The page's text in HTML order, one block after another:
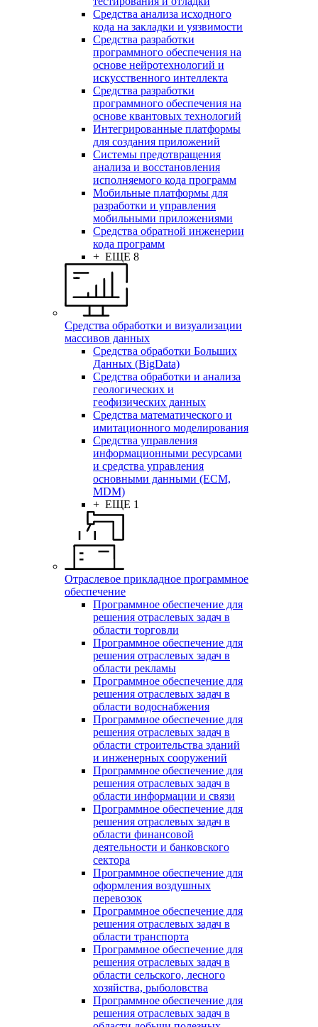
Средства анализа исходного
кода на закладки и уязвимости
Средства разработки
программного обеспечения на
основе нейротехнологий и
искусственного интеллекта
Средства разработки
программного обеспечения на
основе квантовых технологий
Интегрированные платформы
для создания приложений
Системы предотвращения
анализа и восстановления
исполняемого кода программ
Мобильные платформы для
разработки и управления
мобильными приложениями
Средства обратной инженерии
кода программ
+ ЕЩЕ 8
Средства обработки и визуализации
массивов данных
Средства обработки Больших
Данных (BigData)
Средства обработки и анализа
геологических и
геофизических данных
Средства математического и
имитационного моделирования
Средства управления
информационными ресурсами
и средства управления
основными данными (ECM,
MDM)
+ ЕЩЕ 1
Отраслевое прикладное программное
обеспечение
Программное обеспечение для
решения отраслевых задач в
области торговли
Программное обеспечение для
решения отраслевых задач в
области рекламы
Программное обеспечение для
решения отраслевых задач в
области водоснабжения
Программное обеспечение для
решения отраслевых задач в
области строительства зданий
и инженерных сооружений
Программное обеспечение для
решения отраслевых задач в
области информации и связи
Программное обеспечение для
решения отраслевых задач в
области финансовой
деятельности и банковского
сектора
Программное обеспечение для
оформления воздушных
перевозок
Программное обеспечение для
решения отраслевых задач в
области транспорта
Программное обеспечение для
решения отраслевых задач в
области сельского, лесного
хозяйства, рыболовства
Программное обеспечение для
решения отраслевых задач в